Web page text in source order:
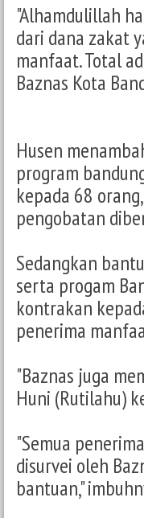
"Alhamdulillah
dari dana zakat
manfaat. Total
Baznas Kota
Husen
program
kepada 68
pengobatan
Sedangkan
serta progam
kontrakan
penerima
"Baznas juga
Huni (Rutilahu)
"Semua
disurvei oleh
bantuan,"